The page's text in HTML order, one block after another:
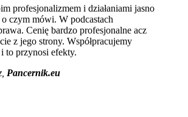
profesjonalizmem i działaniami jasno
czym mówi. W podcastach
Cenię bardzo profesjonalne acz
z jego strony. Współpracujemy
to przynosi efekty.
Pancernik.eu